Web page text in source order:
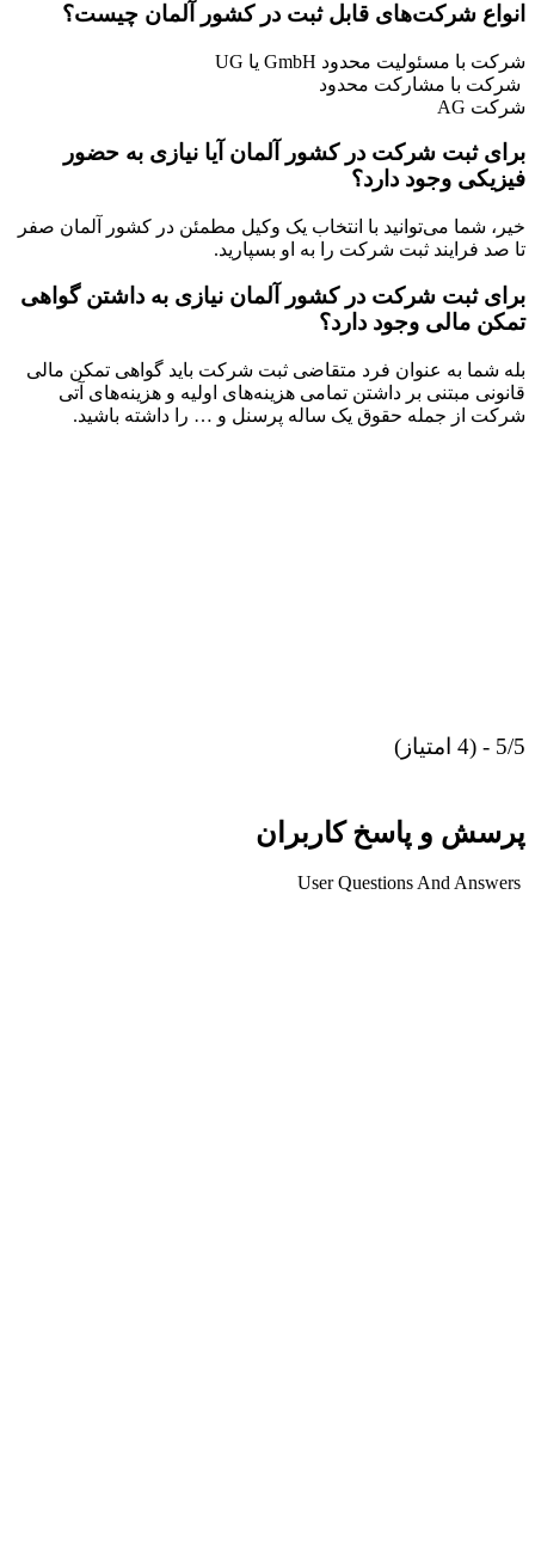
انواع شرکت‌های قابل ثبت در کشور آلمان چیست؟
شرکت با مسئولیت محدود GmbH یا UG
شرکت با مشارکت محدود
شرکت AG
برای ثبت شرکت در کشور آلمان آیا نیازی به حضور
فیزیکی وجود دارد؟
خیر، شما می‌توانید با انتخاب یک وکیل مطمئن در کشور آلمان صفر
تا صد فرایند ثبت شرکت را به او بسپارید.
برای ثبت شرکت در کشور آلمان نیازی به داشتن گواهی
تمکن مالی وجود دارد؟
بله شما به عنوان فرد متقاضی ثبت شرکت باید گواهی تمکن مالی
قانونی مبتنی بر داشتن تمامی هزینه‌های اولیه و هزینه‌های آتی
شرکت از جمله حقوق یک ساله پرسنل و … را داشته باشید.
5/5 - (4 امتیاز)
پرسش و پاسخ کاربران